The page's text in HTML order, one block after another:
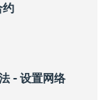
约
- 设置网络